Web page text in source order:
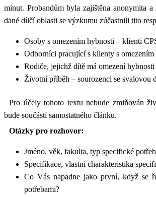
minut. Probandům byla zajištěna anonymita
dané dílčí oblasti se výzkumu zúčastnili tito
Osoby s omezením hybnosti – klienti
Odborníci pracující s klienty s
Rodiče, jejichž dítě má omezení
Životní příběh – sourozenci se svalovou
Pro účely tohoto textu nebude zmiňován
bude součástí samostatného článku.
Otázky pro rozhovor:
Jméno, věk, fakulta, typ specifické
Specifikace, vlastní charakteristika
Co Vás napadne jako první, když se
potřebami?